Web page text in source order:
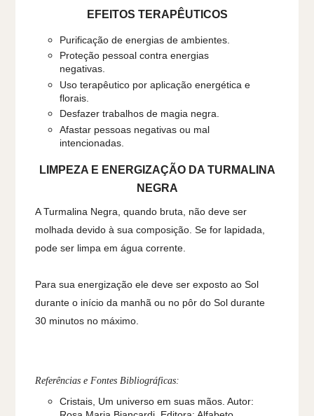
EFEITOS TERAPÊUTICOS
Purificação de energias de ambientes.
Proteção pessoal contra energias
negativas.
Uso terapêutico por aplicação energética e
florais.
Desfazer trabalhos de magia negra.
Afastar pessoas negativas ou mal
intencionadas.
LIMPEZA E ENERGIZAÇÃO DA TURMALINA
NEGRA
A Turmalina Negra, quando bruta, não deve ser
molhada devido à sua composição. Se for lapidada,
pode ser limpa em água corrente.
Para sua energização ele deve ser exposto ao Sol
durante o início da manhã ou no pôr do Sol durante
30 minutos no máximo.
Referências e Fontes Bibliográficas:
Cristais, Um universo em suas mãos. Autor: